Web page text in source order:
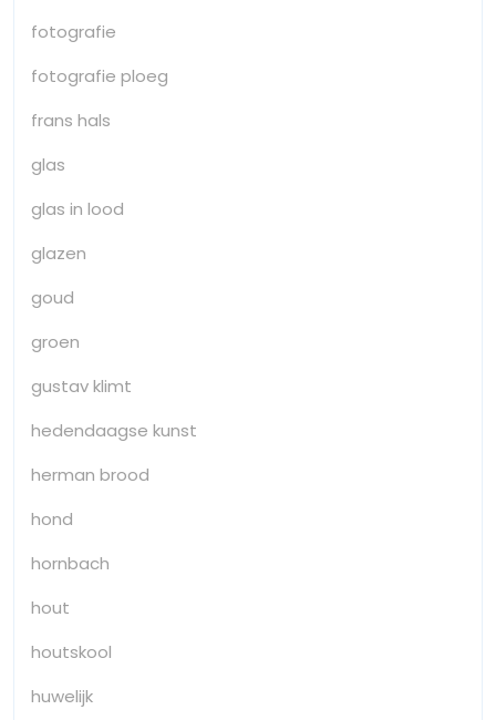
fotografie
fotografie ploeg
frans hals
glas
glas in lood
glazen
goud
groen
gustav klimt
hedendaagse kunst
herman brood
hond
hornbach
hout
houtskool
huwelijk